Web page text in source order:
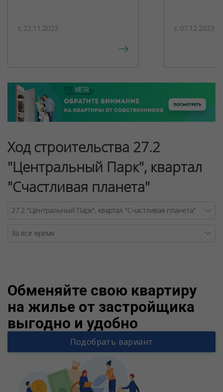
c 22.11.2023 c 07.12.2023
Ход строительства 27.2
"Центральный Парк", квартал
"Счастливая планета"
Обменяйте свою квартиру
на жилье от застройщика
выгодно и удобно
Подобрать вариант